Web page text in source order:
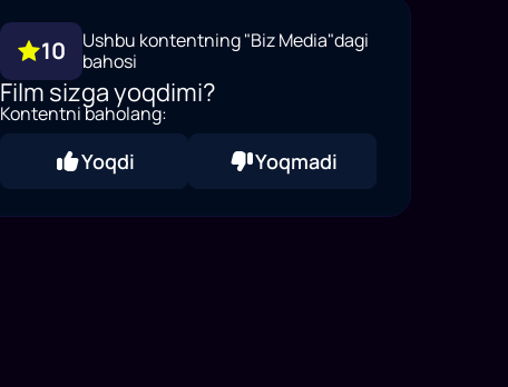
10
Ushbu kontentning "Biz Media"dagi
bahosi
Film sizga yoqdimi?
Kontentni baholang:
Yoqdi Yoqmadi